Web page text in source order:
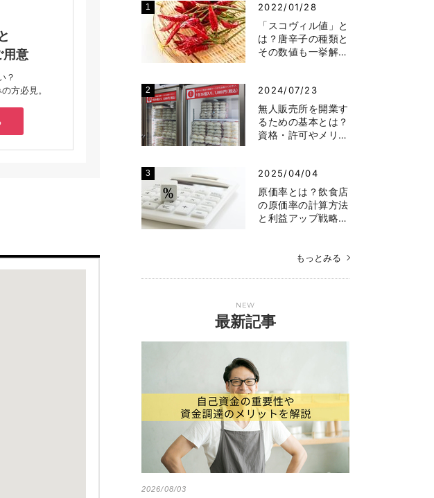
用意
？
方必見。
2022/01/28
「スコヴィル値」と
は？唐辛子の種類と
その数値も一挙解…
2024/07/23
無人販売所を開業す
るための基本とは？
資格・許可やメリ…
2025/04/04
原価率とは？飲食店
の原価率の計算方法
と利益アップ戦略…
もっとみる
NEW
最新記事
2026/08/03